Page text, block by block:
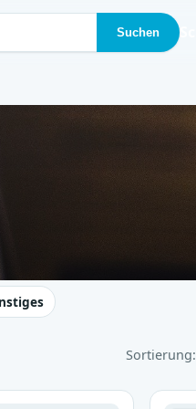
Suchen
Sortierung: